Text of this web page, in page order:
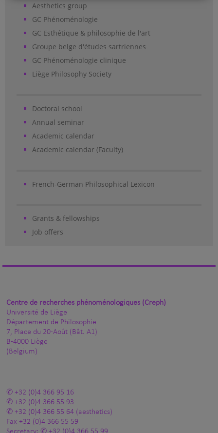
Aesthetics group
GC Phénoménologie
GC Esthétique & philosophie de l'art
Groupe belge d'études sartriennes
GC Phénoménologie clinique
Liège Philosophy Society
Doctoral school
Annual seminar
Academic calendar
Academic calendar (Faculty)
French-German Philosophical Lexicon
Grants & fellowships
Job offers
Centre de recherches phénoménologiques (Creph)
Université de Liège
Département de Philosophie
7, Place du 20-Août (Bât. A1)
B-4000 Liège
(Belgium)
+32 (0)4 366 95 16
+32 (0)4 366 55 93
+32 (0)4 366 55 64 (aesthetics)
Fax +32 (0)4 366 55 59